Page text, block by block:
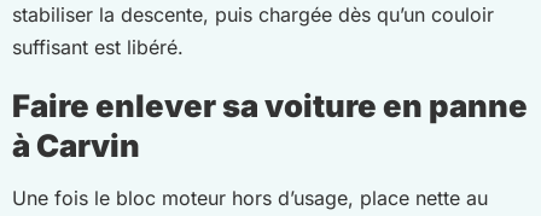
stabiliser la descente, puis chargée dès qu’un couloir
suffisant est libéré.
Faire enlever sa voiture en panne
à Carvin
Une fois le bloc moteur hors d’usage, place nette au